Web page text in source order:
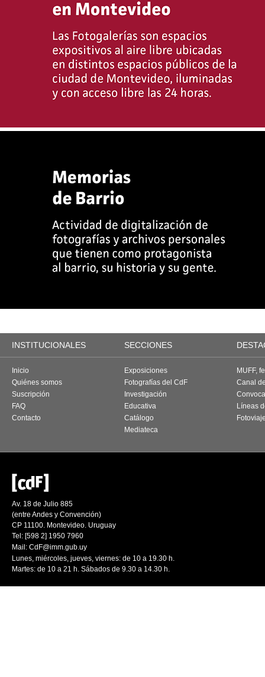
INSTITUCIONALES SECCIONES
Inicio
Quiénes somos
Suscripción
FAQ
Contacto
Exposiciones
Fotografías del CdF
Investigación
Educativa
Catálogo
Mediateca
MUFF,
Canal
Líneas
Av. 18 de Julio 885
(entre Andes y Convención)
CP 11100. Montevideo. Uruguay
Tel: [598 2] 1950 7960
Mail: CdF@imm.gub.uy
Lunes, miércoles, jueves, viernes: de 10 a 19.30 h.
Martes: de 10 a 21 h. Sábados de 9.30 a 14.30 h.